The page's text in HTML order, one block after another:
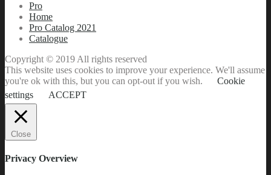
Pro
Home
Pro Catalog 2021
Catalogue
Copyright © 2019 All rights reserved
This website uses cookies to improve your experience. We'll assume
you're ok with this, but you can opt-out if you wish.
Cookie
settings
ACCEPT
Close
Privacy Overview